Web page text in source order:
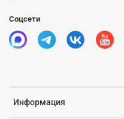
Информация
Соцсети